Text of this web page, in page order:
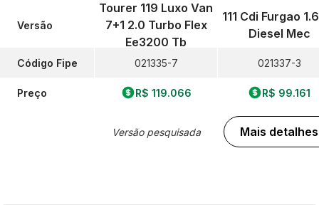
Versão
Código Fipe
Preço
Tourer 119 Luxo Van
7+1 2.0 Turbo Flex
Ee3200 Tb
021335-7
R$ 119.066
Versão pesquisada
111 Cdi Furgao
Diesel Mec
021337-3
R$ 99.161
Mais detalhes